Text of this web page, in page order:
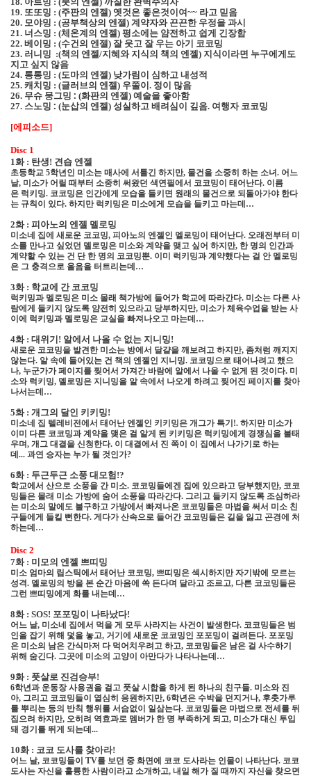
19. 또또밍 : (주판의 엔젤) 옛것은 좋은것이여~~ 라고 믿음
20. 모야밍 : (공부책상의 엔젤) 계약자와 끈끈한 우정을 과시
21. 너스밍 : (체온계의 엔젤) 평소에는 얌전하고 쉽게 긴장함
22. 베이밍 : (수건의 엔젤) 잘 웃고 잘 우는 아기 코코밍
23. 러니밍 :(책의 엔젤/지혜와 지식의 책의 엔젤) 지식이라면 누구에게도
지고 싶지 않음
24. 통통밍 : (도마의 엔젤) 낮가림이 심하고 내성적
25. 캐치밍 : (글러브의 엔젤) 우쭐이. 정이 많음
26. 무슈 뭉그밍 : (화판의 엔젤) 예술을 좋아함
27. 스노밍 : (눈삽의 엔젤) 성실하고 배려심이 깊음. 여행자 코코밍
[에피소드]
Disc 1
1화 : 탄생! 견습 엔젤
초등학교 5학년인 미소는 매사에 서툴긴 하지만, 물건을 소중히 하는 소녀. 어느
날, 미소가 어릴 때부터 소중히 써왔던 색연필에서 코코밍이 태어난다. 이름
은 럭키밍. 코코밍은 인간에게 모습을 들키면 원래의 물건으로 되돌아가야 한다
는 규칙이 있다. 하지만 럭키밍은 미소에게 모습을 들키고 마는데 …
2화 : 피아노의 엔젤 멜로밍
미소네 집에 새로운 코코밍, 피아노의 엔젤인 멜로밍이 태어난다. 오래전부터 미
소를 만나고 싶었던 멜로밍은 미소와 계약을 맺고 싶어 하지만, 한 명의 인간과
계약할 수 있는 건 단 한 명의 코코밍뿐. 이미 럭키밍과 계약했다는 걸 안 멜로밍
은 그 충격으로 울음을 터트리는데 …
3화 : 학교에 간 코코밍
럭키밍과 멜로밍은 미소 몰래 책가방에 들어가 학교에 따라간다. 미소는 다른 사
람에게 들키지 않도록 얌전히 있으라고 당부하지만, 미소가 체육수업을 받는 사
이에 럭키밍과 멜로밍은 교실을 빠져나오고 마는데 …
4화 : 대위기 ! 알에서 나올 수 없는 지니밍!
새로운 코코밍을 발견한 미소는 방에서 달걀을 깨보려고 하지만, 좀처럼 깨지지
않는다. 알 속에 들어있는 건 책의 엔젤인 지니밍. 코코밍으로 태어나려고 했으
나, 누군가가 페이지를 찢어서 가져간 바람에 알에서 나올 수 없게 된 것이다. 미
소와 럭키밍, 멜로밍은 지니밍을 알 속에서 나오게 하려고 찢어진 페이지를 찾아
나서는데 …
5화 : 개그의 달인 키키밍!
미소네 집 텔레비전에서 태어난 엔젤인 키키밍은 개그가 특기 !. 하지만 미소가
이미 다른 코코밍과 계약을 맺은 걸 알게 된 키키밍은 럭키밍에게 경쟁심을 불태
우며, 개그 대결을 신청한다. 이 대결에서 진 쪽이 이 집에서 나가기로 하는
데 ... 과연 승자는 누가 될 것인가?
6화 : 두근두근 소풍 대모험 !?
학교에서 산으로 소풍을 간 미소. 코코밍들에겐 집에 있으라고 당부했지만, 코코
밍들은 몰래 미소 가방에 숨어 소풍을 따라간다. 그리고 들키지 않도록 조심하라
는 미소의 말에도 불구하고 가방에서 빠져나온 코코밍들은 마법을 써서 미소 친
구들에게 들킬 뻔한다. 게다가 산속으로 들어간 코코밍들은 길을 잃고 곤경에 처
하는데 …
Disc 2
7화 : 미모의 엔젤 쁘띠밍
미소 엄마의 립스틱에서 태어난 코코밍, 쁘띠밍은 섹시하지만 자기밖에 모르는
성격. 멜로밍의 방을 본 순간 마음에 쏙 든다며 달라고 조르고, 다른 코코밍들은
그런 쁘띠밍에게 화를 내는데 …
8화 : SOS! 포포밍이 나타났다!
어느 날, 미소네 집에서 먹을 게 모두 사라지는 사건이 발생한다. 코코밍들은 범
인을 잡기 위해 덫을 놓고, 거기에 새로운 코코밍인 포포밍이 걸려든다. 포포밍
은 미소의 남은 간식마저 다 먹어치우려고 하고, 코코밍들은 남은 걸 사수하기
위해 숨긴다. 그곳에 미소의 고양이 아만다가 나타나는데 …
9화 : 풋살로 진검승부!
6학년과 운동장 사용권을 걸고 풋살 시합을 하게 된 하나의 친구들. 미소와 진
아, 그리고 코코밍들이 열심히 응원하지만, 6학년은 수박을 던지거나, 후춧가루
를 뿌리는 등의 반칙 행위를 서슴없이 일삼는다. 코코밍들은 마법으로 전세를 뒤
집으려 하지만, 오히려 역효과로 멤버가 한 명 부족하게 되고, 미소가 대신 투입
돼 경기를 뛰게 되는데 ...
10화 : 코코 도사를 찾아라!
어느 날, 코코밍들이 TV를 보던 중 화면에 코코 도사라는 인물이 나타난다. 코코
도사는 자신을 훌륭한 사람이라고 소개하고, 내일 해가 질 때까지 자신을 찾으면